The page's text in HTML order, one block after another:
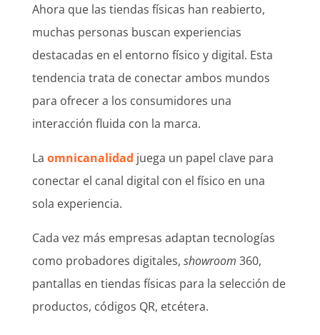
Ahora que las tiendas físicas han reabierto,
muchas personas buscan experiencias
destacadas en el entorno físico y digital. Esta
tendencia trata de conectar ambos mundos
para ofrecer a los consumidores una
interacción fluida con la marca.
La omnicanalidad juega un papel clave para
conectar el canal digital con el físico en una
sola experiencia.
Cada vez más empresas adaptan tecnologías
como probadores digitales, showroom 360,
pantallas en tiendas físicas para la selección de
productos, códigos QR, etcétera.